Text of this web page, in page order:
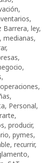
,
,
Barrera, ley,
, medianas,
,
,
,
,
operaciones,
,
, Personal,
,
, producir,
, pymes,
, recurrir,
,